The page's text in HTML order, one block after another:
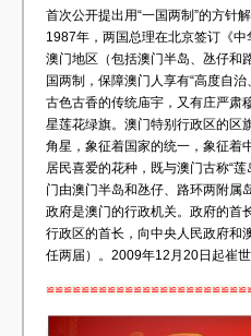
首次公开提出用“一国两制”的方针
1987年，两国总理在北京签订《中
澳门地区（包括澳门半岛、氹仔和
国两制，保障澳门人享有“高度自
古色古香的传统庙宇，又有庄严肃
星莲花绿旗。澳门特别行政区的区
角星，象征着国家的统一，象征着
居民喜爱的花种，既与澳门古称“
门由澳门半岛和氹仔、路环两附属
政府是澳门的行政机关。政府的首
行政区的首长，向中央人民政府和
任两届）。2009年12月20日起崔